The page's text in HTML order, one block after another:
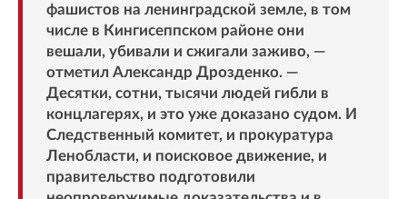
фашистов на ленинградской земле, в том
числе в Кингисеппском районе они
вешали, убивали и сжигали заживо, —
отметил Александр Дрозденко. —
Десятки, сотни, тысячи людей гибли в
концлагерях, и это уже доказано судом. И
Следственный комитет, и прокуратура
Ленобласти, и поисковое движение, и
правительство подготовили